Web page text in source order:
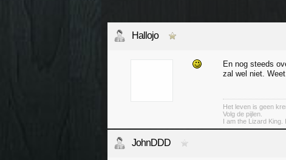
Hallojo
En nog steeds
zal wel niet.
Het leven is geen
Volg de pijlen.
I am the Lizard King.
JohnDDD